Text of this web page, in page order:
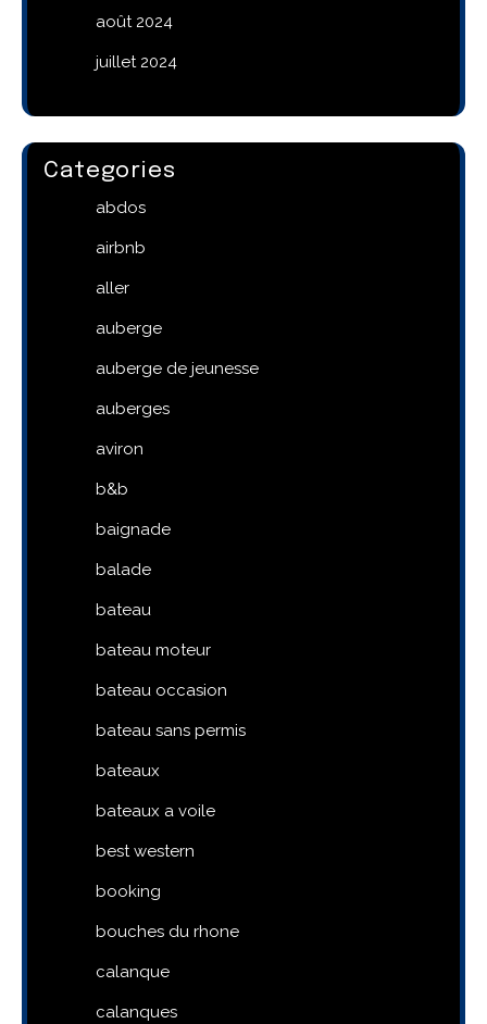
août 2024
juillet 2024
Categories
abdos
airbnb
aller
auberge
auberge de jeunesse
auberges
aviron
b&b
baignade
balade
bateau
bateau moteur
bateau occasion
bateau sans permis
bateaux
bateaux a voile
best western
booking
bouches du rhone
calanque
calanques